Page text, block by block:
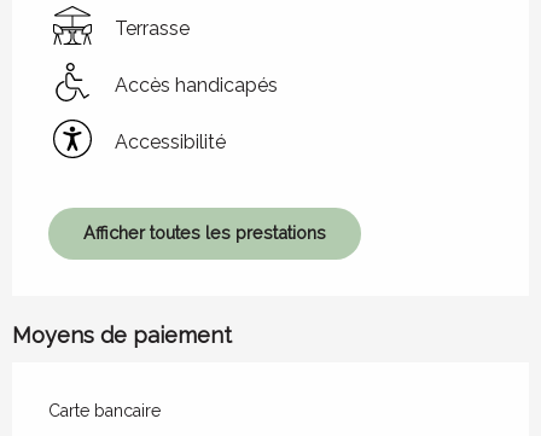
Terrasse
Accès handicapés
Accessibilité
Afficher toutes les prestations
Moyens de paiement
Carte bancaire